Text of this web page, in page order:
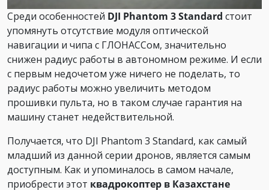
Среди особенностей DJI Phantom 3 Standard стоит
упомянуть отсутствие модуля оптической
навигации и чипа с ГЛОНАССом, значительно
снижен радиус работы в автономном режиме. И если
с первым недочетом уже ничего не поделать, то
радиус работы можно увеличить методом
прошивки пульта, но в таком случае гарантия на
машину станет недействительной.
Получается, что DJI Phantom 3 Standard, как самый
младший из данной серии дронов, является самым
доступным. Как и упоминалось в самом начале,
приобрести этот квадрокоптер в Казахстане